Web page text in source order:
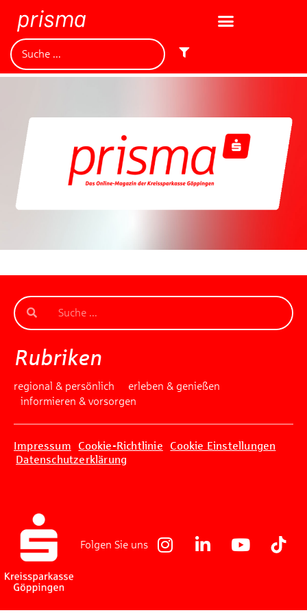
Rubriken
regional & persönlich
erleben & genießen
informieren & vorsorgen
Impressum Cookie-Richtlinie
Cookie Einstellungen
Datenschutzerklärung
Folgen Sie uns
Jetzt mitmachen und
Dezember 2021 verlosen wir 10 Gutscheine des
Beantworten Sie einfach folgende Frage:
Welches Jubiläum feiert die Kreissparkasse
Göppingen in diesem Jahr?
Gewinnspiel geschlossen